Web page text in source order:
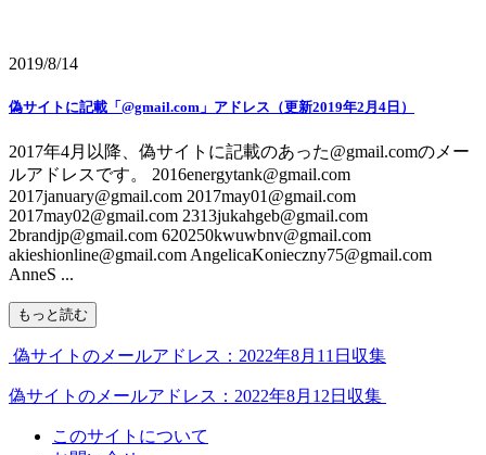
2019/8/14
偽サイトに記載「@gmail.com」アドレス（更新2019年2月4日）
2017年4月以降、偽サイトに記載のあった@gmail.comのメー
ルアドレスです。 2016energytank@gmail.com
2017january@gmail.com 2017may01@gmail.com
2017may02@gmail.com 2313jukahgeb@gmail.com
2brandjp@gmail.com 620250kwuwbnv@gmail.com
akieshionline@gmail.com AngelicaKonieczny75@gmail.com
AnneS ...
もっと読む
偽サイトのメールアドレス：2022年8月11日収集
偽サイトのメールアドレス：2022年8月12日収集
このサイトについて